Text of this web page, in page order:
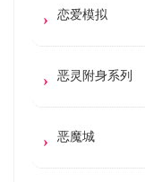
恋爱模拟
恶灵附身系列
恶魔城